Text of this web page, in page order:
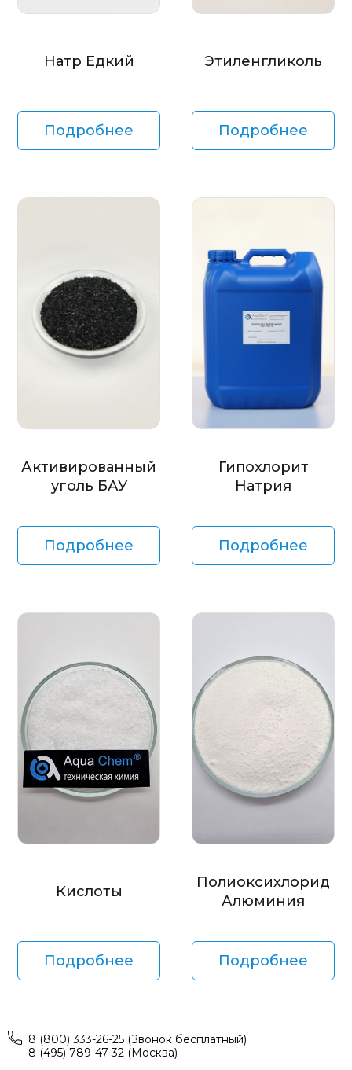
Натр Едкий
Подробнее
Этиленгликоль
Подробнее
Активированный
уголь БАУ
Подробнее
Гипохлорит
Натрия
Подробнее
Кислоты
Подробнее
Полиоксихлорид
Алюминия
Подробнее
8 (800) 333-26-25 (Звонок бесплатный)
8 (495) 789-47-32 (Москва)